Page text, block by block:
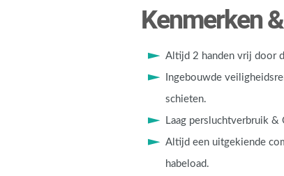
Kenmerken
Altijd 2 handen vrij door
Ingebouwde
schieten.
Laag persluchtverbruik &
Altijd een uitgekiende
habeload.